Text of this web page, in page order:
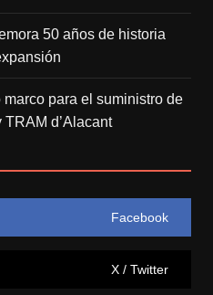
50 años de historia
para el suministro de
d’Alacant
Facebook
X / Twitter